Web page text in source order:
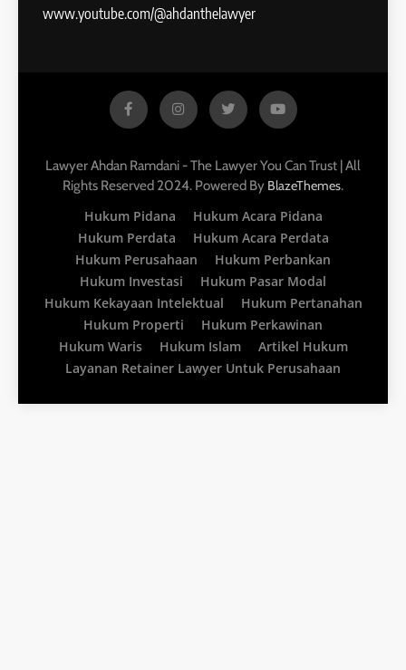
www.youtube.com/@ahdanthelawyer
Lawyer Ahdan Ramdani - The Lawyer You Can Trust | All
Rights Reserved 2024. Powered By BlazeThemes.
Hukum Pidana
Hukum Acara Pidana
Hukum Perdata
Hukum Acara Perdata
Hukum Perusahaan
Hukum Perbankan
Hukum Investasi
Hukum Pasar Modal
Hukum Kekayaan Intelektual
Hukum Pertanahan
Hukum Properti
Hukum Perkawinan
Hukum Waris
Hukum Islam
Artikel Hukum
Layanan Retainer Lawyer Untuk Perusahaan